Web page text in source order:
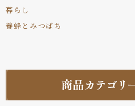
暮らし
養蜂とみつばち